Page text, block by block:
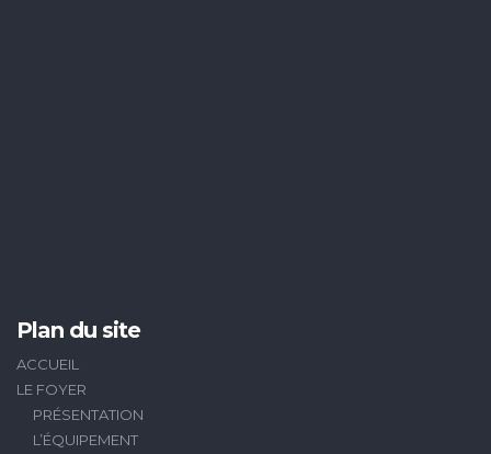
Plan du site
ACCUEIL
LE FOYER
PRÉSENTATION
L’ÉQUIPEMENT